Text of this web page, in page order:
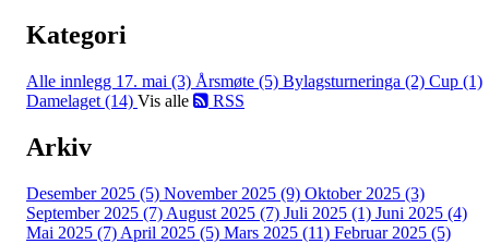
Kategori
Alle innlegg 17. mai (3) Årsmøte (5) Bylagsturneringa (2) Cup (1)
Damelaget (14) Vis alle RSS
Arkiv
Desember 2025 (5) November 2025 (9) Oktober 2025 (3)
September 2025 (7) August 2025 (7) Juli 2025 (1) Juni 2025 (4)
Mai 2025 (7) April 2025 (5) Mars 2025 (11) Februar 2025 (5)